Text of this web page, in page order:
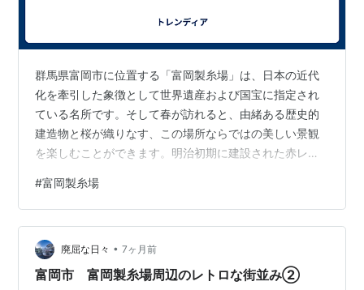
群馬県富岡市に位置する「富岡製糸場」は、日本の近代
化を牽引した象徴として世界遺産および国宝に指定され
ている名所です。そして春が訪れると、由緒ある歴史的
建造物と桜が織りなす、この場所ならではの美しい景観
を楽しむことができます。明治初期に建設された赤レン
景は、訪れる人々にノスタルジックで特別な感動を与え
てくれます。本記事では、2026年の富岡製糸場における
桜の見頃や開花時期の目安、期間限定で開催される桜ま
つりやライトアップの情報に加え、アクセスや駐車場の
混雑傾向などを詳しくご紹介します。春の群馬観光やお
#富岡製糸場
廃屈な日々 • 7ヶ月前
富岡市 富岡製糸場周辺のレトロな街並み②